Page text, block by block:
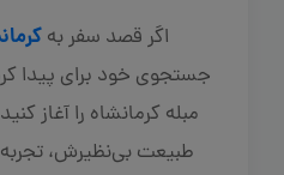
اگر قصد سفر به
جستجوی خود برای پیدا
مبله کرمانشاه را آغاز
طبیعت بی‌نظیرش،